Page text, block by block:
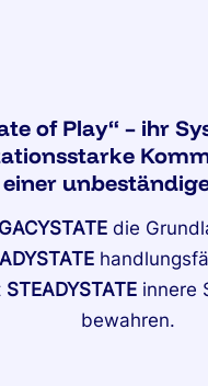
of Play“ – ihr
die
STEADYSTATE innere
bewahren.